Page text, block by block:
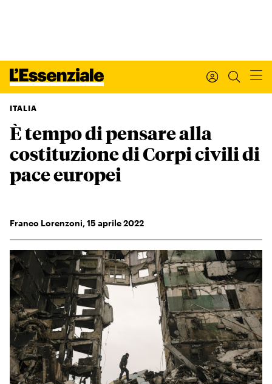
Xxx
Leggi Internazionale
I tuoi dati personali
Regala o rinnova
Newsletter
Esci
L’ESSENZIALE
Ultimi articoli
INTERNAZIONALE
IL SETTIMANALE
KIDS
FESTIVAL
L’ESSENZIALE
ITALIA
È tempo di pensare alla
costituzione di Corpi civili di
pace europei
Franco Lorenzoni,15 aprile 2022